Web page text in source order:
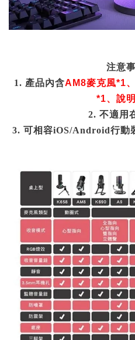
注意
1. 產品內含AM8麥克風*1
*1、說
2. 不適用
3. 可相容iOS/Android行動